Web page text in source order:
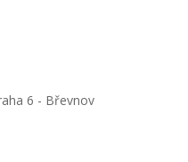
6 - Břevnov